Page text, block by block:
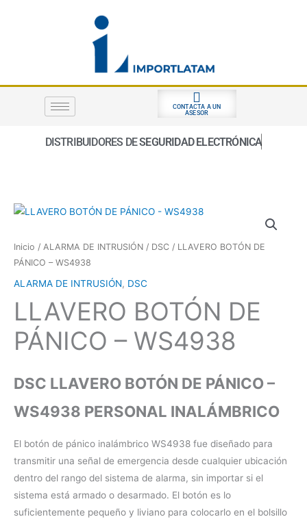
CONTACTA A UN
ASESOR
DISTRIBUIDORES DESEGURIDAD ELECTRÓNICA
Inicio / ALARMA DE INTRUSIÓN / DSC / LLAVERO BOTÓN DE
PÁNICO – WS4938
ALARMA DE INTRUSIÓN, DSC
LLAVERO BOTÓN DE
PÁNICO – WS4938
DSC LLAVERO BOTÓN DE PÁNICO –
WS4938 PERSONAL INALÁMBRICO
El botón de pánico inalámbrico WS4938 fue diseñado para
transmitir una señal de emergencia desde cualquier ubicación
dentro del rango del sistema de alarma, sin importar si el
sistema está armado o desarmado. El botón es lo
suficientemente pequeño y liviano para colocarlo en el bolsillo